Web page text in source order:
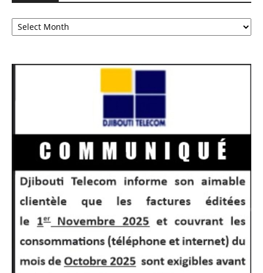
Archives